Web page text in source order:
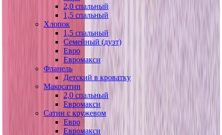
2,0 спальный
1,5 спальный
Хлопок
1,5 спальный
Семейный (дуэт)
Евро
Евромакси
Фланель
Детский в кроватку
Макосатин
2,0 спальный
Евромакси
Сатин с кружевом
Евро
Евромакси